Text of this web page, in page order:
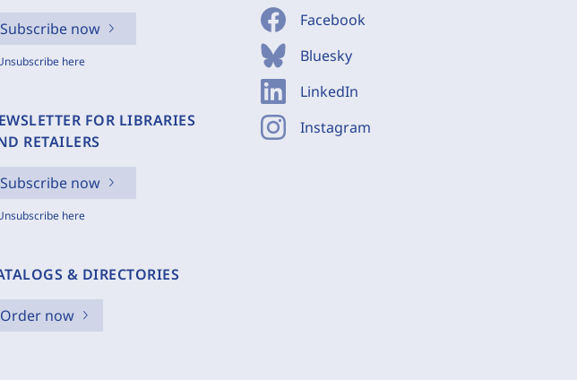
Subscribe now
here
FOR LIBRARIES
RETAILERS
Subscribe now
here
& DIRECTORIES
Order now
Facebook
Bluesky
LinkedIn
Instagram